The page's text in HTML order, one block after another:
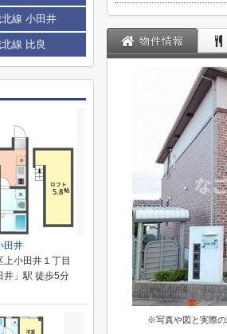
物件情報
※写真や図と実際の
北線 小田井
線 比良
田井
小田井１丁目
井」駅 徒歩5分